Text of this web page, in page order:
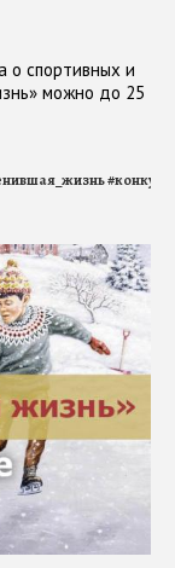
о спортивных и
можно до 25
#